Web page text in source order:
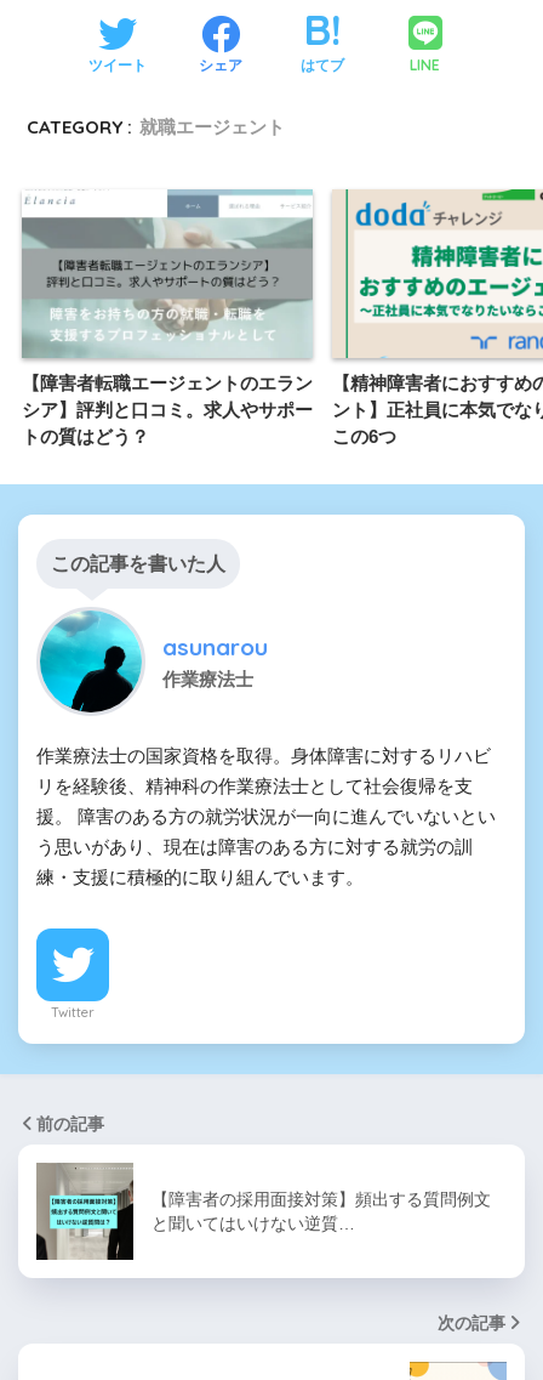
ツイート シェア はてブ LINE
CATEGORY : 就職エージェント
【障害者転職エージェントのエラン
シア】評判と口コミ。求人やサポー
トの質はどう？
【精神障害者におすすめ
ント】正社員に本気でな
この6つ
この記事を書いた人
asunarou
作業療法士
作業療法士の国家資格を取得。身体障害に対するリハビ
リを経験後、精神科の作業療法士として社会復帰を支
援。 障害のある方の就労状況が一向に進んでいないとい
う思いがあり、現在は障害のある方に対する就労の訓
練・支援に積極的に取り組んでいます。
Twitter
前の記事
【障害者の採用面接対策】頻出する質問例文
と聞いてはいけない逆質…
次の記事